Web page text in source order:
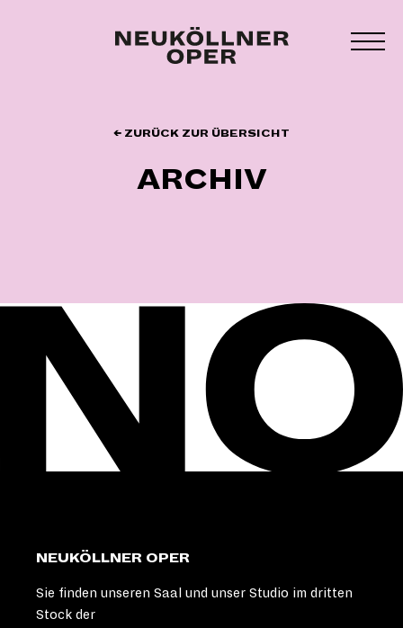
← ZURÜCK ZUR ÜBERSICHT
ARCHIV
NEUKÖLLNER OPER
Sie finden unseren Saal und unser Studio im dritten
Stock der